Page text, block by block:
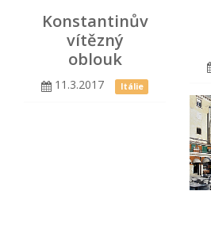
Konstantinův
vítězný
oblouk
11.3.2017 Itálie